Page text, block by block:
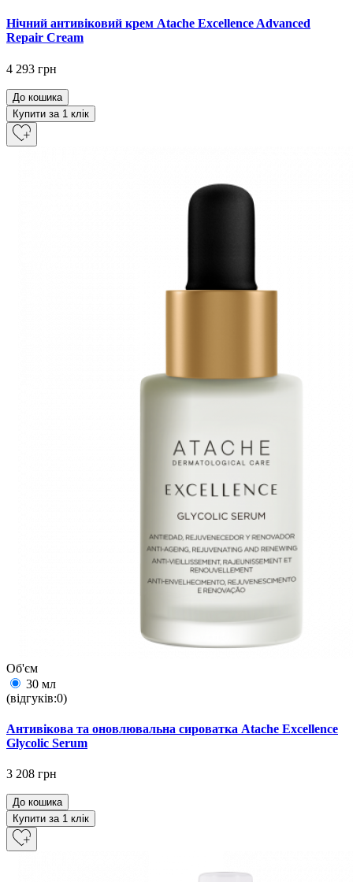
Нічний антивіковий крем Atache Excellence Advanced
Repair Cream
4 293 грн
До кошика
Купити за 1 клiк
Об'єм
30 мл
(відгуків:0)
Антивікова та оновлювальна сироватка Atache Excellence
Glycolic Serum
3 208 грн
До кошика
Купити за 1 клiк